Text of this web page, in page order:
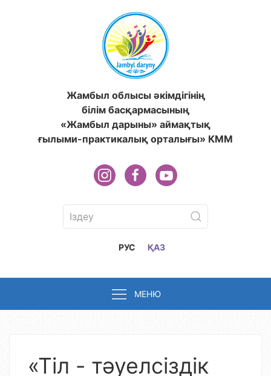
Жамбыл облысы әкімдігінің
білім басқармасының
«Жамбыл дарыны» аймақтық
ғылыми-практикалық орталығы» КММ
РУС ҚАЗ
МЕНЮ
«Тіл - тәуелсіздік